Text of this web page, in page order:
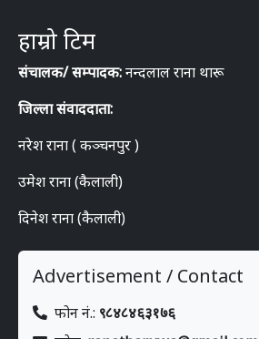
हाम्रो टिम
संचालक/ सम्पादक:नन्दलाल राना थारू
जिल्ला संवाददाता:
नरेश राना ( कञ्चनपुर )
उमेश राना (कैलाली)
दिनेश राना (कैलाली)
Advertisement / Contact
फोन नं.: ९८४८४६३१७६